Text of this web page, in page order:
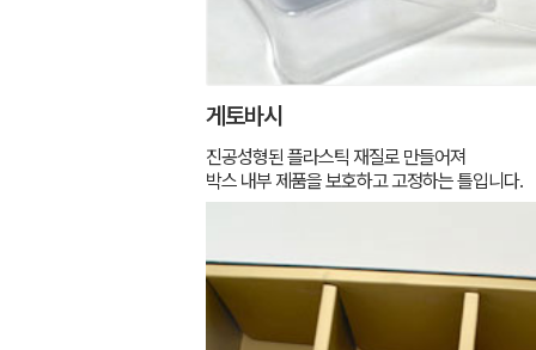
게토바시
진공성형된 플라스틱 재질로 만들어져
박스 내부 제품을 보호하고 고정하는 틀입니다.